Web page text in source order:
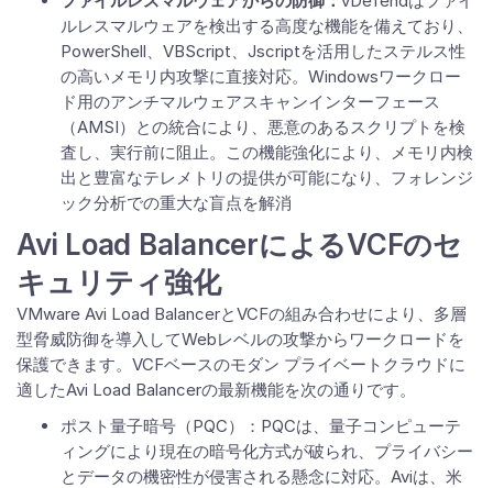
ルレスマルウェアを検出する高度な機能を備えており、
PowerShell、VBScript、Jscriptを活用したステルス性
の高いメモリ内攻撃に直接対応。Windowsワークロー
ド用のアンチマルウェアスキャンインターフェース
（AMSI）との統合により、悪意のあるスクリプトを検
査し、実行前に阻止。この機能強化により、メモリ内検
出と豊富なテレメトリの提供が可能になり、フォレンジ
ック分析での重大な盲点を解消
Avi Load BalancerによるVCFのセ
キュリティ強化
VMware Avi Load BalancerとVCFの組み合わせにより、多層
型脅威防御を導入してWebレベルの攻撃からワークロードを
保護できます。VCFベースのモダン プライベートクラウドに
適したAvi Load Balancerの最新機能を次の通りです。
ポスト量子暗号（PQC）：PQCは、量子コンピューテ
ィングにより現在の暗号化方式が破られ、プライバシー
とデータの機密性が侵害される懸念に対応。Aviは、米